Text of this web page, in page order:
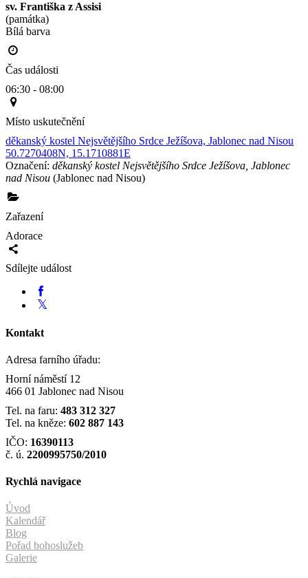
sv. Františka z Assisi
(památka)
Bílá barva
Čas události
06:30 - 08:00
Místo uskutečnění
děkanský kostel Nejsvětějšího Srdce Ježíšova, Jablonec nad Nisou
50.7270408N, 15.1710881E
Označení: děkanský kostel Nejsvětějšího Srdce Ježíšova, Jablonec
nad Nisou (Jablonec nad Nisou)
Zařazení
Adorace
Sdílejte událost
Kontakt
Adresa farního úřadu:
Horní náměstí 12
466 01 Jablonec nad Nisou
Tel. na faru: 483 312 327
Tel. na kněze: 602 887 143
IČO: 16390113
č. ú. 2200995750/2010
Rychlá navigace
Úvod
Kalendář
Blog
Pořad bohoslužeb
Galerie